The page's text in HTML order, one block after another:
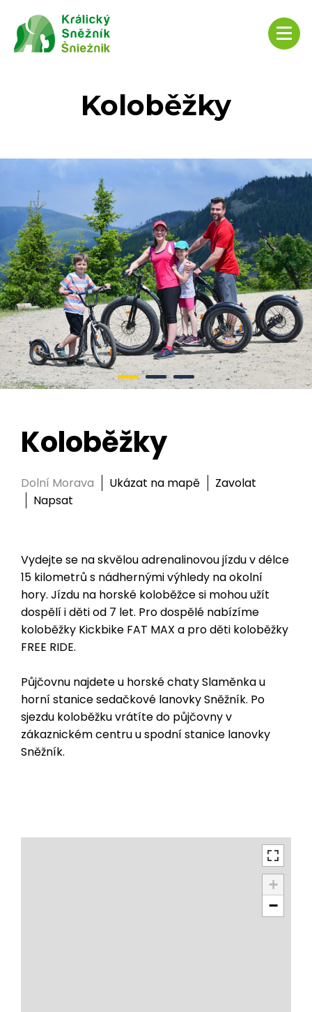
Koloběžky
Koloběžky
Dolní Morava Ukázat na mapě
Zavolat
Napsat
Vydejte se na skvělou adrenalinovou jízdu v délce
15 kilometrů s nádhernými výhledy na okolní
hory. Jízdu na horské koloběžce si mohou užít
dospělí i děti od 7 let. Pro dospělé nabízíme
koloběžky Kickbike FAT MAX a pro děti koloběžky
FREE RIDE.
Půjčovnu najdete u horské chaty Slaměnka u
horní stanice sedačkové lanovky Sněžník. Po
sjezdu koloběžku vrátíte do půjčovny v
zákaznickém centru u spodní stanice lanovky
Sněžník.
+
−